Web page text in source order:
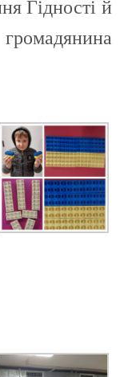
Гідності й